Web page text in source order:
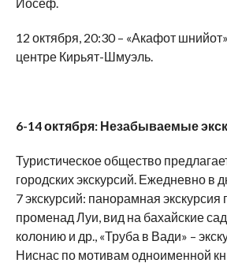
12 октября, 20:30 – «Акафот
центре Кирьят-Шмуэль.
6-14 октября: Незабываемые
Туристическое общество
городских экскурсий. Ежедневно в
7 экскурсий: панорамная
променад Луи, вид на бахайские
колонию и др., «Труба в Вади» –
Ниснас по мотивам одноименной